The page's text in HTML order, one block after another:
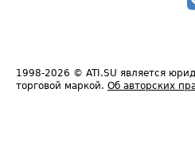
1998-2026 © ATI.SU является
торговой маркой. Об авторских